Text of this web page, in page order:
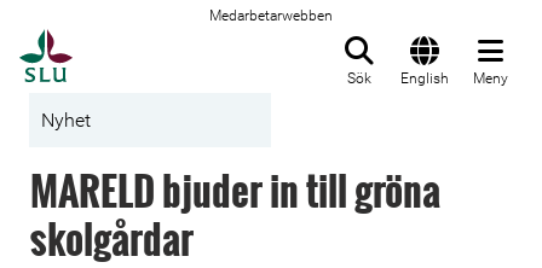
Medarbetarwebben
Sök English Meny
Nyhet
MARELD bjuder in till gröna
skolgårdar